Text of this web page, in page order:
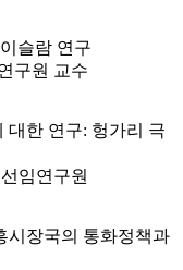
슬람 연구
구원 교수
대한 연구: 헝가리 극
임연구원
시장국의 통화정책과